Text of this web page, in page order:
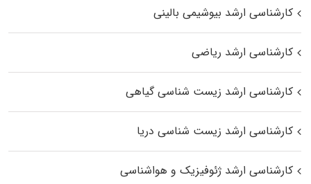
کارشناسی ارشد بیوشیمی بالینی
کارشناسی ارشد ریاضی
کارشناسی ارشد زیست‌ شناسی گیاهی
کارشناسی ارشد زیست‌ شناسی دریا
کارشناسی ارشد ژئوفیزیک و هواشناسی